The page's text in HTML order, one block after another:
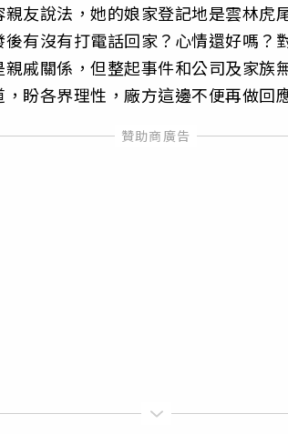
友說法，她的娘家登記地是雲林虎
有沒有打電話回家？心情還好嗎？
戚關係，但整起事件和公司及家族
盼各界理性，廠方這邊不便再做回